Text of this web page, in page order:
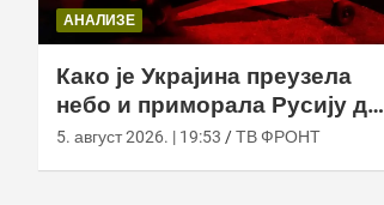
АНАЛИЗЕ
Како је Украјина преузела
небо и приморала Русију да
мења оружје
5. август 2026. | 19:53 ТВ ФРОНТ